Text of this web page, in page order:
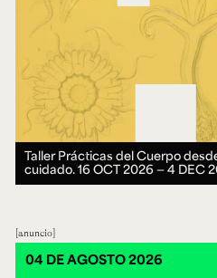
Taller Prácticas del Cuerpo
cuidado.16 OCT 2026 ― 4 DEC
anuncio
04 DE AGOSTO 2026